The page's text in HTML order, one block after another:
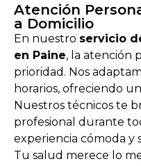
Atención
a Domicilio
En nuestro servicio
en Paine, la atención
prioridad. Nos
horarios, ofreciendo
Nuestros técnicos te
profesional durante
experiencia cómoda y
Tu salud merece lo